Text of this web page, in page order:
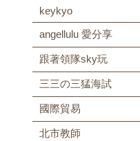
keykyo
angellulu 愛分享
跟著領隊sky玩
三三の三猛海試
國際貿易
北市教師